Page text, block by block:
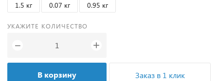
1.5 кг
0.07 кг 0.95 кг
УКАЖИТЕ КОЛИЧЕСТВО
− +
В корзину Заказ в 1 клик